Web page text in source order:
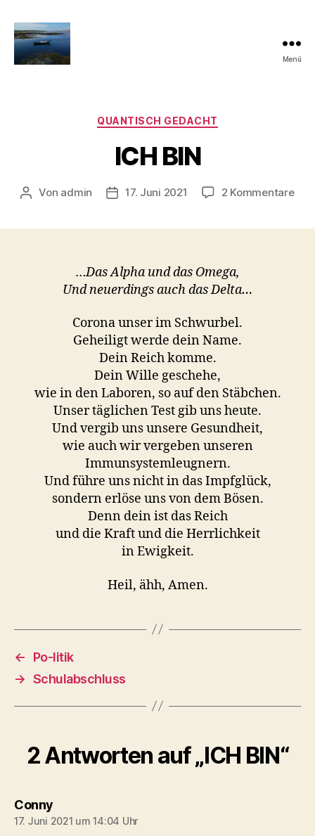
Menü
Kategorien
QUANTISCH GEDACHT
ICH BIN
Beitragsautor
Von admin Veröffentlichungsdatum
17. Juni 2021 2 Kommentarezu
…Das Alpha und das Omega,
Und neuerdings auch das Delta…
Corona unser im Schwurbel.
Geheiligt werde dein Name.
Dein Reich komme.
Dein Wille geschehe,
wie in den Laboren, so auf den Stäbchen.
Unser täglichen Test gib uns heute.
Und vergib uns unsere Gesundheit,
wie auch wir vergeben unseren
Immunsystemleugnern.
Und führe uns nicht in das Impfglück,
sondern erlöse uns von dem Bösen.
Denn dein ist das Reich
und die Kraft und die Herrlichkeit
in Ewigkeit.
Heil, ähh, Amen.
←
Po-litik
→ Schulabschluss
2 Antworten auf „ICH BIN“
Connysagt:
17. Juni 2021 um 14:04 Uhr